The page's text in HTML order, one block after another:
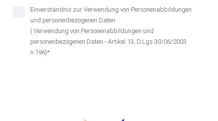
Einverständnis zur Verwendung von Personenabbildungen
und personenbezogenen Daten
( Verwendung von Personenabbildungen und
personenbezogenen Daten - Artikel 13, D.Lgs 30/06/2003
n.196)*